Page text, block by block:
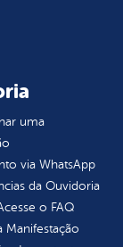
uma
via WhatsApp
da Ouvidoria
o FAQ
Manifestação